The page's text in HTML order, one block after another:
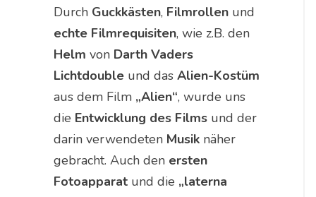
Durch Guckkästen, Filmrollen und
echte Filmrequisiten, wie z.B. den
Helm von Darth Vaders
Lichtdouble und dasAlien-Kostüm
aus dem Film „Alien“, wurde uns
die Entwicklung des Films und der
darin verwendeten Musik näher
gebracht. Auch den ersten
Fotoapparat und die „laterna